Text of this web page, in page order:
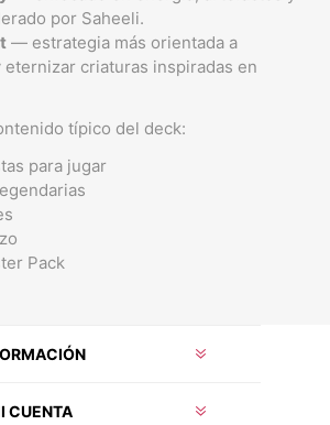
por Saheeli.
— estrategia más orientada a
criaturas inspiradas en
típico del deck:
para jugar
Pack
CUENTA